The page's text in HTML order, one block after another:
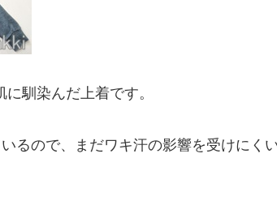
馴染んだ上着です。
るので、まだワキ汗の影響を受けに